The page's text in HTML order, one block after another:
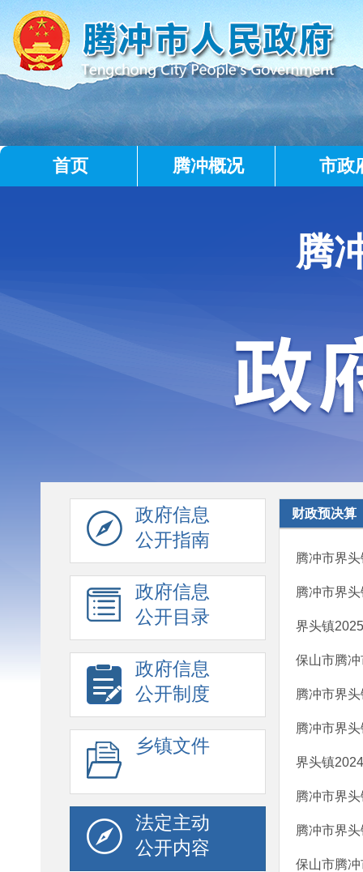
首页 腾冲概况 市政
腾
政府信息
公开指南
政府信息
公开目录
政府信息
公开制度
乡镇文件
法定主动
公开内容
财政预决算
腾冲市界
腾冲市界
界头镇
保山市腾
腾冲市界
腾冲市界
界头镇
腾冲市界
腾冲市界
保山市腾